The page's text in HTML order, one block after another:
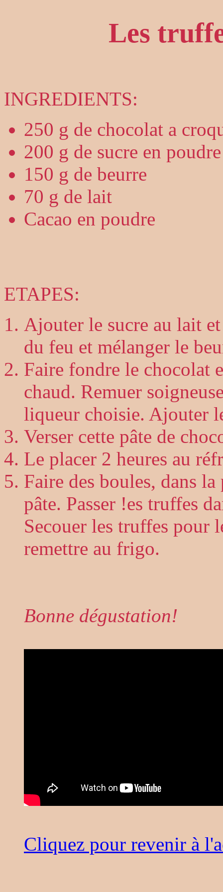
Les
INGREDIENTS:
250 g de chocolat a
200 g de sucre en
150 g de beurre
70 g de lait
Cacao en poudre
ETAPES:
Ajouter le sucre au lait
du feu et mélanger le
Faire fondre le chocolat
chaud. Remuer
liqueur choisie. Ajouter
Verser cette pâte de
Le placer 2 heures au
Faire des boules, dans
pâte. Passer !es truffes
Secouer les truffes pour
remettre au frigo.
Bonne dégustation!
Cliquez pour revenir à